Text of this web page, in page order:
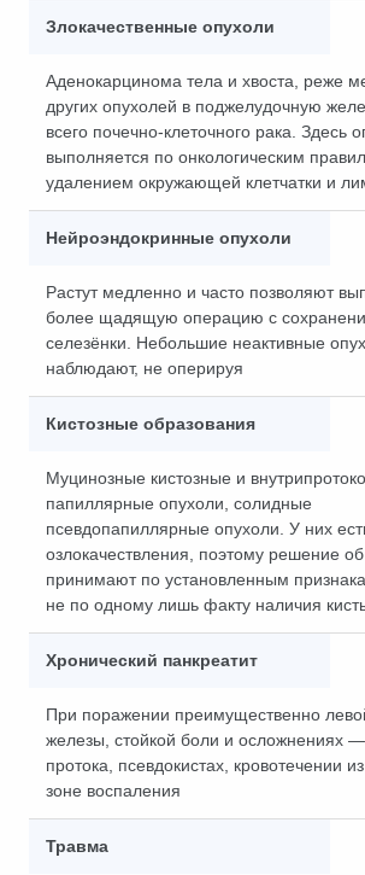
Злокачественные опухоли
Аденокарцинома тела и хвоста, реже
других опухолей в поджелудочную
всего почечно-клеточного рака. Здесь
выполняется по онкологическим
удалением окружающей клетчатки и
Нейроэндокринные опухоли
Растут медленно и часто позволяют
более щадящую операцию с
селезёнки. Небольшие неактивные
наблюдают, не оперируя
Кистозные образования
Муцинозные кистозные и
папиллярные опухоли, солидные
псевдопапиллярные опухоли. У них
озлокачествления, поэтому решение
принимают по установленным
не по одному лишь факту наличия
Хронический панкреатит
При поражении преимущественно
железы, стойкой боли и осложнениях
протока, псевдокистах, кровотечении
зоне воспаления
Травма